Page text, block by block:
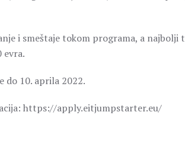
i smeštaje tokom programa, a
evra.
do 10. aprila 2022.
https://apply.eitjumpstarter.eu/